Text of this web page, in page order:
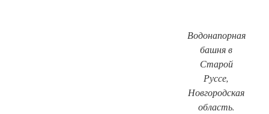
Водонапорная
башня в
Старой
Руссе,
Новгородская
область.